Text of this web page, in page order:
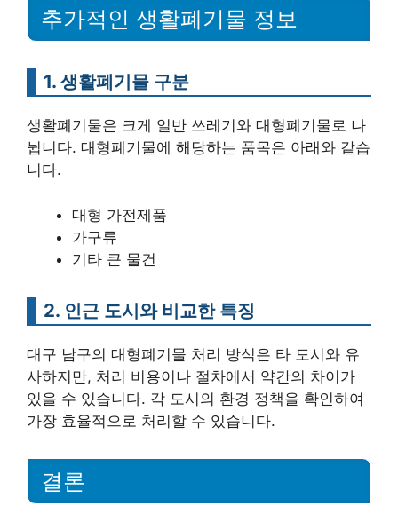
추가적인 생활폐기물 정보
1. 생활폐기물 구분
생활폐기물은 크게 일반 쓰레기와 대형폐기물로 나
뉩니다. 대형폐기물에 해당하는 품목은 아래와 같습
니다.
대형 가전제품
가구류
기타 큰 물건
2. 인근 도시와 비교한 특징
대구 남구의 대형폐기물 처리 방식은 타 도시와 유
사하지만, 처리 비용이나 절차에서 약간의 차이가
있을 수 있습니다. 각 도시의 환경 정책을 확인하여
가장 효율적으로 처리할 수 있습니다.
결론